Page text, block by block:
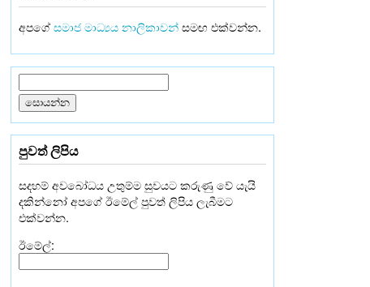
අපගේසමාජ මාධ්‍යය නාලිකාවන්සමඟ එක්වන්න.
පුවත් ලිපිය
සදහම් අවබෝධය උතුම්ම සුවයට කරුණු වේ යැයි
දකින්නෝ අපගේ ඊමේල් පුවත් ලිපිය ලැබීමට
එක්වන්න.
ඊමේල්: